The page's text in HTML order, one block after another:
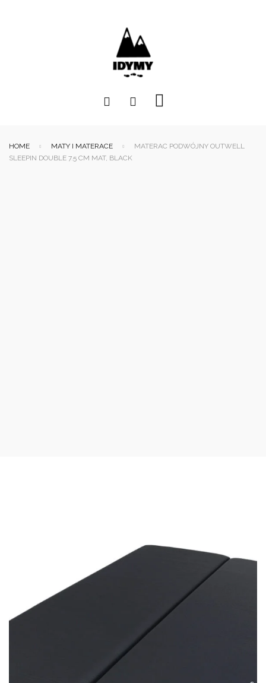
HOME MATY I MATERACE
MATERAC PODWÓJNY OUTWELL
SLEEPIN DOUBLE 7.5 CM MAT, BLACK